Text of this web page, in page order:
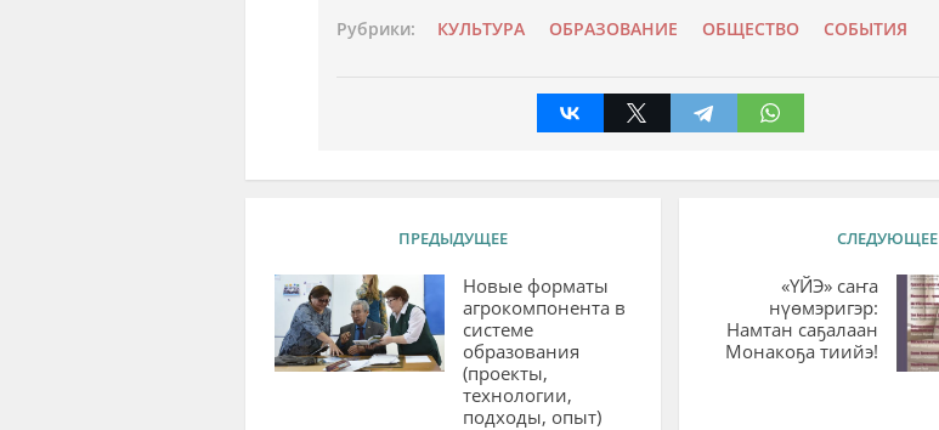
Рубрики: КУЛЬТУРА ОБРАЗОВАНИЕ ОБЩЕСТВО СОБЫТИЯ
ПРЕДЫДУЩЕЕ
Новые форматы
агрокомпонента в
системе
образования
(проекты,
технологии,
подходы, опыт)
СЛЕДУЮЩЕЕ
«ҮЙЭ» саҥа
нүөмэригэр:
Намтан саҕалаан
Монакоҕа тиийэ!